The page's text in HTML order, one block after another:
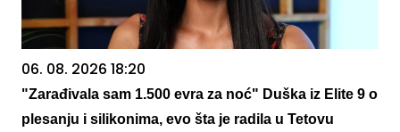
06. 08. 2026 18:20
"Zarađivala sam 1.500 evra za noć" Duška iz Elite 9 o
plesanju i silikonima, evo šta je radila u Tetovu